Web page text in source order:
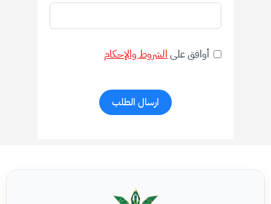
أوافق علىالشروط والإحكام
ارسال الطلب
t